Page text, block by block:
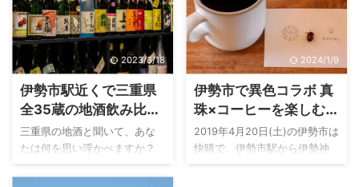
トを食べられたかもしれませ
んね。 地元民にとっては、伊
勢うどんをお店で食べる機会
よりも、自宅で食べる機会が
多いのはご存知ですか？伊勢
うどんは子どもの頃から食べ
続けてきた思い出の味であ
り、大人になってからも手軽
で美味しい定番メニューでも
中でも、地元のスーパー(ぎゅ
い、酔いどれ、笑い合った。
来年の伊勢志摩サミットの開
催がとても待ち遠しい。 そん
な気持ちをいだいている参加
者は多いことだろう。 もちろ
ん、私もその一人だ。 楽しか
ったなぁとふと、物思いにふ
けることもしばしば。 ぼんや
りと天井を見つめていると、
2023/3/18
伊勢市駅近くで三重県
全35蔵の地酒飲み比べ
日本酒バル 蔵 KURA
三重県の地酒と聞いて、あな
たは何を思い浮かべますか？
而今(じこん)や作(ざく)は、全
2024/1/9
伊勢市で異色コラボ 真
珠×コーヒーを楽しむ
CROSPEARL展
2019年4月20日(土)の伊勢市は
快晴で、伊勢市駅から伊勢神
宮外宮へ通じる「外宮参道」